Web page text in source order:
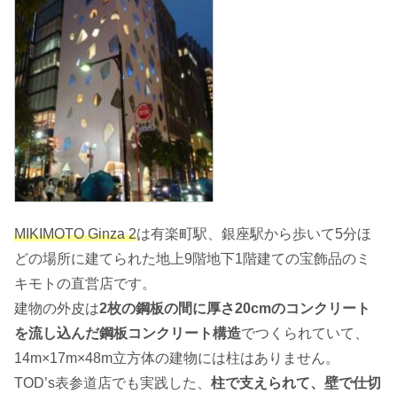
MIKIMOTO Ginza 2は有楽町駅、銀座駅から歩いて5分ほ
どの場所に建てられた地上9階地下1階建ての宝飾品のミ
キモトの直営店です。
建物の外皮は2枚の鋼板の間に厚さ20cmのコンクリート
を流し込んだ鋼板コンクリート構造でつくられていて、
14m×17m×48m立方体の建物には柱はありません。
TOD’s表参道店でも実践した、 柱で支えられて、壁で仕切